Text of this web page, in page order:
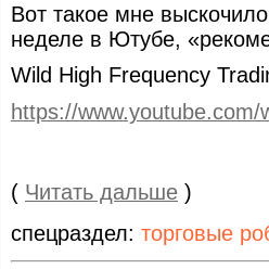
Вот такое мне
неделе в Ютубе,
Wild High Frequency
https://
( Читать дальше )
спецраздел: торговые